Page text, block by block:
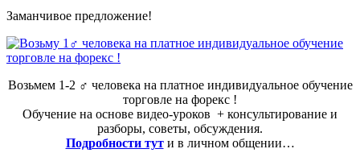
Заманчивое предложение!
Возьмем 1-2 ‍♂️ человека на платное индивидуальное обучение
торговле на форекс !
Обучение на основе видео-уроков ️ + консультирование и
разборы, советы, обсуждения.
Подробности тут и в личном общении…